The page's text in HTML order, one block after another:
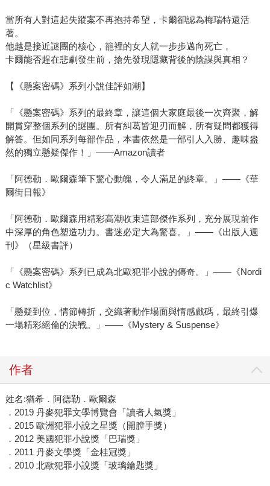
當所有人對這起失蹤案不再抱持希望，卡爾卻認為梅瑞特還活
著。
他越是接近謎團的核心，籠裡的女人就一步步邁向死亡，
卡爾能否趕在悲劇發生前，搶先發現隱藏背後的陰謀與真相？
【《懸案密碼》系列小說佳評如潮】
「《懸案密碼》系列的最終章，讓這個大家庭最後一次齊聚，解
開貫穿整個系列的謎團。所有糾葛皆迎刃而解，所有疑問都獲得
解答。但如同系列每部作品，本書依然是一部引人入勝、趣味盎
然的獨立懸疑傑作！」——Amazon讀者
「阿德勒．歐爾森筆下驚心動魄，令人滿足的終章。」——《華
爾街日報》
「阿德勒．歐爾森用精彩高潮收束這部傑作系列，充分展現前作
中深厚的角色塑造功力。書迷必定大為驚喜。」——《出版人週
刊》（星級書評）
「《懸案密碼》系列已成為北歐犯罪小說的傳奇。」——《Nordi
c Watchlist》
「懸疑到位，情節轉折，交織著動作場面與情感戲碼，最終引爆
一場精彩絕倫的決戰。」——《Mystery & Suspense》
作者
姓名:猶希．阿德勒．歐爾森
．2019 丹麥犯罪文學博覽會「讀者人氣獎」
．2015 歐洲犯罪小說之星獎（開膛手獎）
．2012 美國犯罪小說獎「巴瑞獎」
．2011 丹麥文學獎「金桂冠獎」
．2010 北歐犯罪小說獎「玻璃鑰匙獎」